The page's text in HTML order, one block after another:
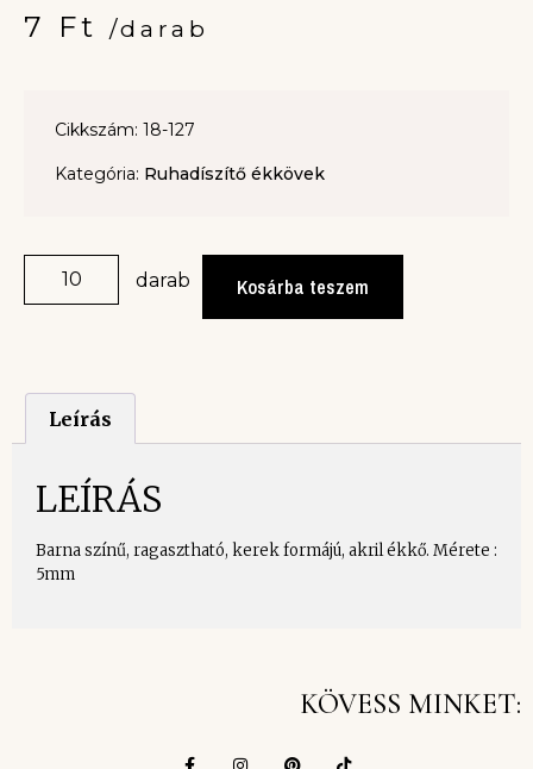
7 Ft /darab
Cikkszám: 18-127
Kategória: Ruhadíszítő ékkövek
darab Kosárba teszem
Leírás
LEÍRÁS
Barna színű, ragasztható, kerek formájú, akril ékkő. Mérete :
5mm
KÖVESS MINKET: